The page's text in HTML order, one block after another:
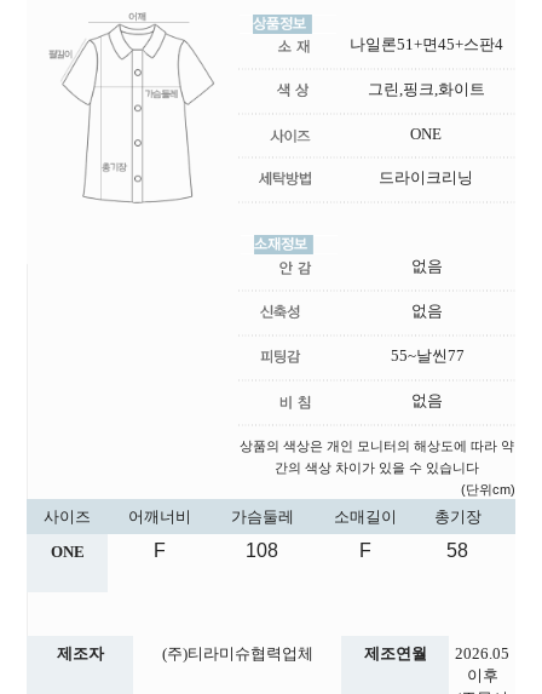
나일론51+면45+스판4
그린,핑크,화이트
ONE
드라이크리닝
없음
없음
55~날씬77
없음
상품의 색상은 개인 모니터의 해상도에 따라 약
간의 색상 차이가 있을 수 있습니다
(단위cm)
사이즈 어깨너비 가슴둘레 소매길이
총기장
ONE
F 108 F 58
제조자 (주)티라미슈협력업체 제조연월
2026.05
이후